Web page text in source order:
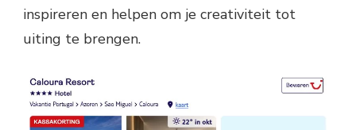
inspireren en helpen om je creativiteit tot
uiting te brengen.